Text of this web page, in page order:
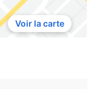
Voir la carte